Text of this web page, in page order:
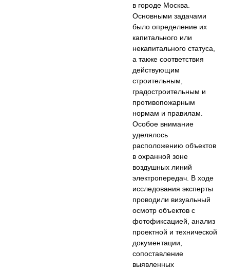
в городе Москва.
Основными задачами
было определение их
капитального или
некапитального статуса,
а также соответствия
действующим
строительным,
градостроительным и
противопожарным
нормам и правилам.
Особое внимание
уделялось
расположению объектов
в охранной зоне
воздушных линий
электропередач. В ходе
исследования эксперты
проводили визуальный
осмотр объектов с
фотофиксацией, анализ
проектной и технической
документации,
сопоставление
выявленных